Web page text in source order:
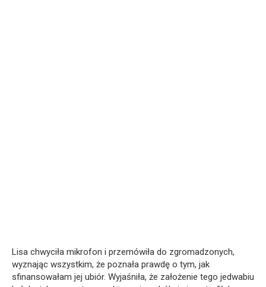
Lisa chwyciła mikrofon i przemówiła do zgromadzonych,
wyznając wszystkim, że poznała prawdę o tym, jak
sfinansowałam jej ubiór. Wyjaśniła, że założenie tego jedwabiu